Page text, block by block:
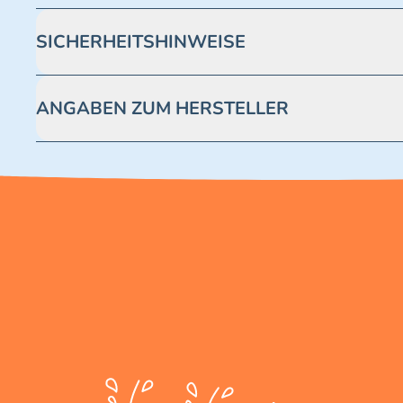
SICHERHEITSHINWEISE
ANGABEN ZUM HERSTELLER